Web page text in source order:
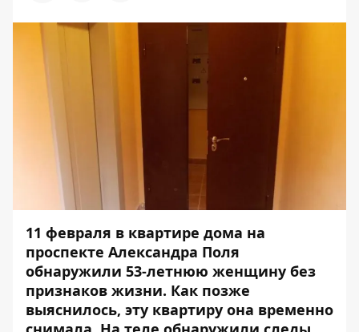
11 февраля в квартире дома на
проспекте Александра Поля
обнаружили 53-летнюю женщину без
признаков жизни. Как позже
выяснилось, эту квартиру она временно